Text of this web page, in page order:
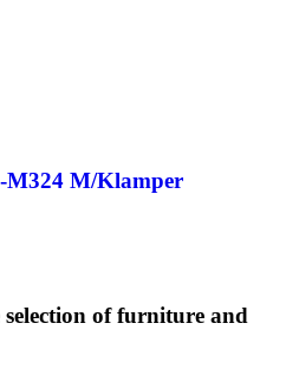
M324 M/Klamper
of furniture and